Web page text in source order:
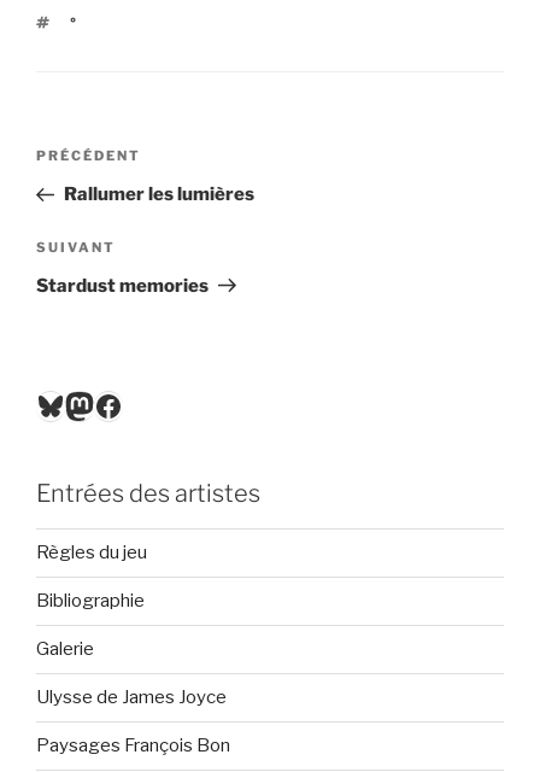
ÉTIQUETTES
°
Navigation
l’article
Article
précédent
PRÉCÉDENT
Rallumer les lumières
Article
suivant
SUIVANT
Stardust memories
Bluesky
Mastodon
Facebook
Entrées des artistes
Règles du jeu
Bibliographie
Galerie
Ulysse de James Joyce
Paysages François Bon